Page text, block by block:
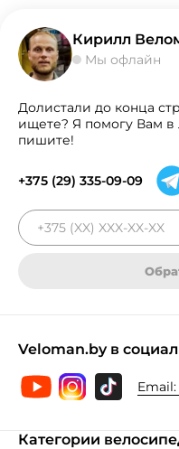
Кирилл
Мы офлайн
Долистали до конца
ищете? Я помогу Вам
пишите!
+375 (29) 335-09-09
Veloman.by в
Email:
Категории